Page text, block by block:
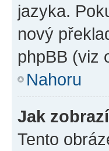
jazyka.
nový
phpBB (viz
Nahoru
Jak
Tento